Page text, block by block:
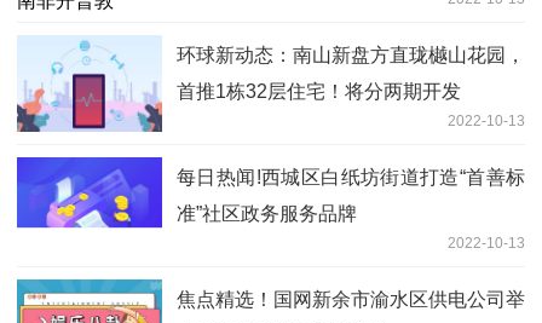
环球新动态：南山新盘方直珑樾山花园，
首推1栋32层住宅！将分两期开发
2022-10-13
每日热闻!西城区白纸坊街道打造“首善标
准”社区政务服务品牌
2022-10-13
焦点精选！国网新余市渝水区供电公司举